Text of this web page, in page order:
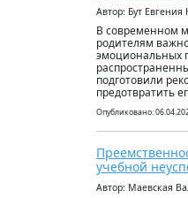
Автор: Бут Евгения
В современном
родителям
эмоциональных
подготовили
предотвратить
Опубликовано:
учебной
Автор: Маевская